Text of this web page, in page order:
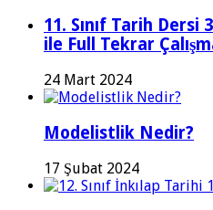
11. Sınıf Tarih Dersi
ile Full Tekrar
24 Mart 2024
Modelistlik Nedir?
17 Şubat 2024